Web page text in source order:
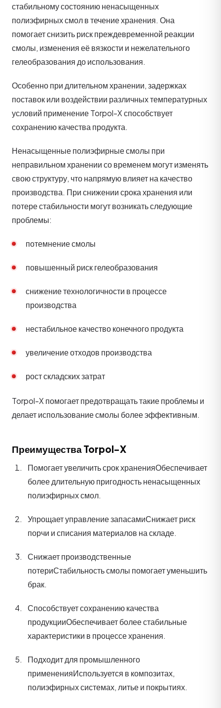
стабильному состоянию ненасыщенных
полиэфирных смол в течение хранения. Она
помогает снизить риск преждевременной реакции
смолы, изменения её вязкости и нежелательного
гелеобразования до использования.
Особенно при длительном хранении, задержках
поставок или воздействии различных температурных
условий применение Torpol-X способствует
сохранению качества продукта.
Ненасыщенные полиэфирные смолы при
неправильном хранении со временем могут изменять
свою структуру, что напрямую влияет на качество
производства. При снижении срока хранения или
потере стабильности могут возникать следующие
проблемы:
потемнение смолы
повышенный риск гелеобразования
снижение технологичности в процессе
производства
нестабильное качество конечного продукта
увеличение отходов производства
рост складских затрат
Torpol-X помогает предотвращать такие проблемы и
делает использование смолы более эффективным.
Преимущества Torpol-X
Помогает увеличить срок храненияОбеспечивает
более длительную пригодность ненасыщенных
полиэфирных смол.
Упрощает управление запасамиСнижает риск
порчи и списания материалов на складе.
Снижает производственные
потериСтабильность смолы помогает уменьшить
брак.
Способствует сохранению качества
продукцииОбеспечивает более стабильные
характеристики в процессе хранения.
Подходит для промышленного
примененияИспользуется в композитах,
полиэфирных системах, литье и покрытиях.